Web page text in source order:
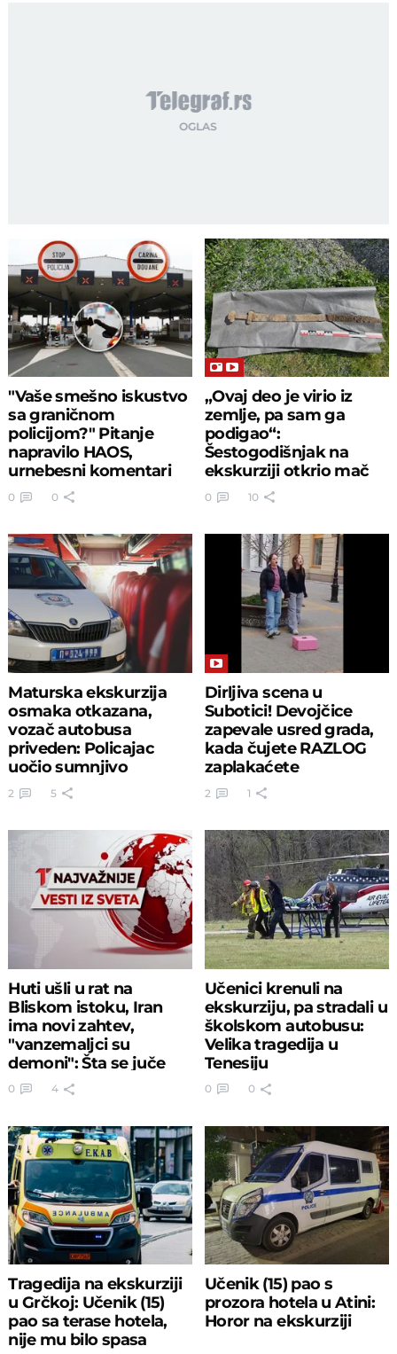
"Vaše smešno iskustvo
sa graničnom
policijom?" Pitanje
napravilo HAOS,
urnebesni komentari
Srba se samo nižu
0 0
„Ovaj deo je virio iz
zemlje, pa sam ga
podigao“:
Šestogodišnjak na
ekskurziji otkrio mač
star 1.300 godina
0 10
Maturska ekskurzija
osmaka otkazana,
vozač autobusa
priveden: Policajac
uočio sumnjivo
ponašanje
2 5
Dirljiva scena u
Subotici! Devojčice
zapevale usred grada,
kada čujete RAZLOG
zaplakaćete
2 1
Huti ušli u rat na
Bliskom istoku, Iran
ima novi zahtev,
"vanzemaljci su
demoni": Šta se juče
desilo u svetu?
0 4
Učenici krenuli na
ekskurziju, pa stradali u
školskom autobusu:
Velika tragedija u
Tenesiju
0 0
Tragedija na ekskurziji
u Grčkoj: Učenik (15)
pao sa terase hotela,
nije mu bilo spasa
Učenik (15) pao s
prozora hotela u Atini:
Horor na ekskurziji